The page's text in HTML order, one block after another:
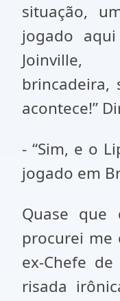
situação,
jogado
Joinville,
brincadeira,
acontece!”
- “Sim, e o
jogado em
Quase que
procurei me
ex-Chefe
risada